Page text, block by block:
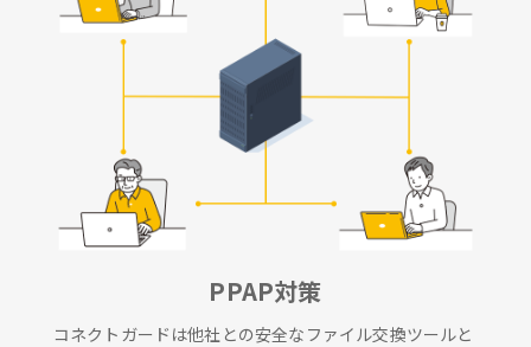
PPAP対策
コネクトガードは他社との安全なファイル交換ツールと